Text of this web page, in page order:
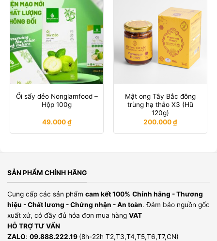
Ổi sấy dẻo Nonglamfood –
Hộp 100g
49.000₫
Mật ong Tây Bắc đông
trùng hạ thảo X3 (Hũ
120g)
200.000₫
SẢN PHẨM CHÍNH HÃNG
Cung cấp các sản phẩm cam kết 100% Chính hãng - Thương
hiệu - Chất lương - Chứng nhận - An toàn. Đảm bảo nguồn gốc
xuất xứ, có đầy đủ hóa đơn mua hàng VAT
HỖ TRỢ TƯ VẤN
ZALO: 09.888.222.19 (8h-22h T2,T3,T4,T5,T6,T7,CN)